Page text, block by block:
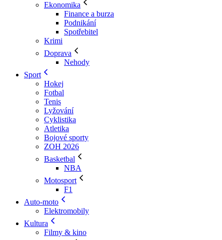
Ekonomika
Finance a burza
Podnikání
Spotřebitel
Krimi
Doprava
Nehody
Sport
Hokej
Fotbal
Tenis
Lyžování
Cyklistika
Atletika
Bojové sporty
ZOH 2026
Basketbal
NBA
Motosport
F1
Auto-moto
Elektromobily
Kultura
Filmy & kino